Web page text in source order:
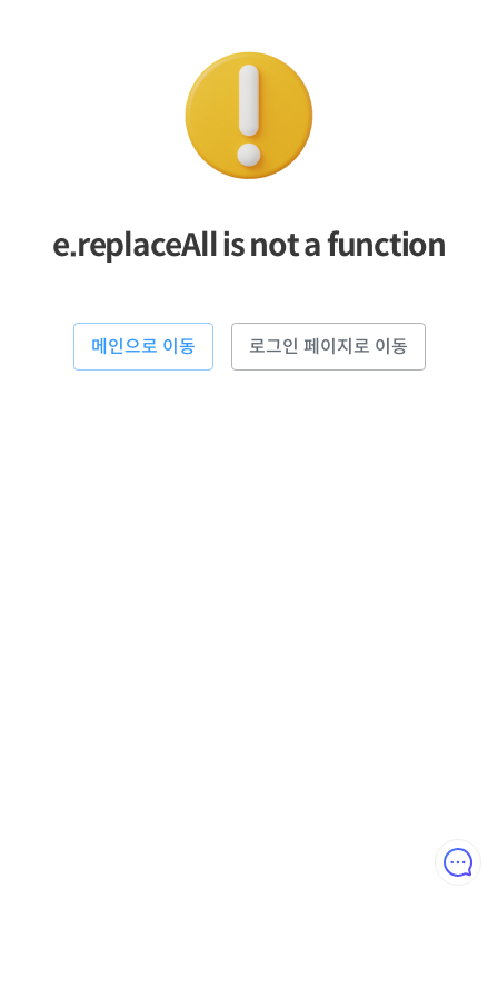
e.replaceAll is not a function
메인으로 이동 로그인 페이지로 이동